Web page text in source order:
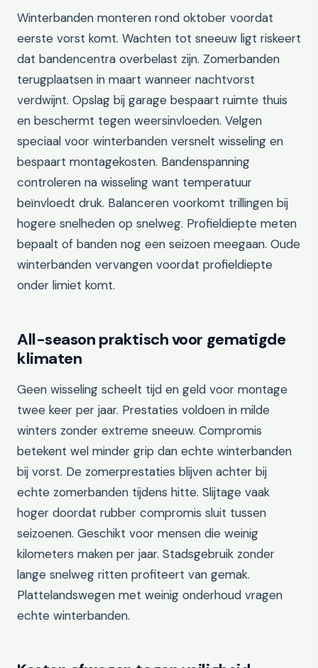
Winterbanden monteren rond oktober voordat
eerste vorst komt. Wachten tot sneeuw ligt riskeert
dat bandencentra overbelast zijn. Zomerbanden
terugplaatsen in maart wanneer nachtvorst
verdwijnt. Opslag bij garage bespaart ruimte thuis
en beschermt tegen weersinvloeden. Velgen
speciaal voor winterbanden versnelt wisseling en
bespaart montagekosten. Bandenspanning
controleren na wisseling want temperatuur
beïnvloedt druk. Balanceren voorkomt trillingen bij
hogere snelheden op snelweg. Profieldiepte meten
bepaalt of banden nog een seizoen meegaan. Oude
winterbanden vervangen voordat profieldiepte
onder limiet komt.
All-season praktisch voor gematigde
klimaten
Geen wisseling scheelt tijd en geld voor montage
twee keer per jaar. Prestaties voldoen in milde
winters zonder extreme sneeuw. Compromis
betekent wel minder grip dan echte winterbanden
bij vorst. De zomerprestaties blijven achter bij
echte zomerbanden tijdens hitte. Slijtage vaak
hoger doordat rubber compromis sluit tussen
seizoenen. Geschikt voor mensen die weinig
kilometers maken per jaar. Stadsgebruik zonder
lange snelweg ritten profiteert van gemak.
Plattelandswegen met weinig onderhoud vragen
echte winterbanden.